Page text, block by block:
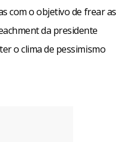
com o objetivo de frear as
da presidente
o clima de pessimismo